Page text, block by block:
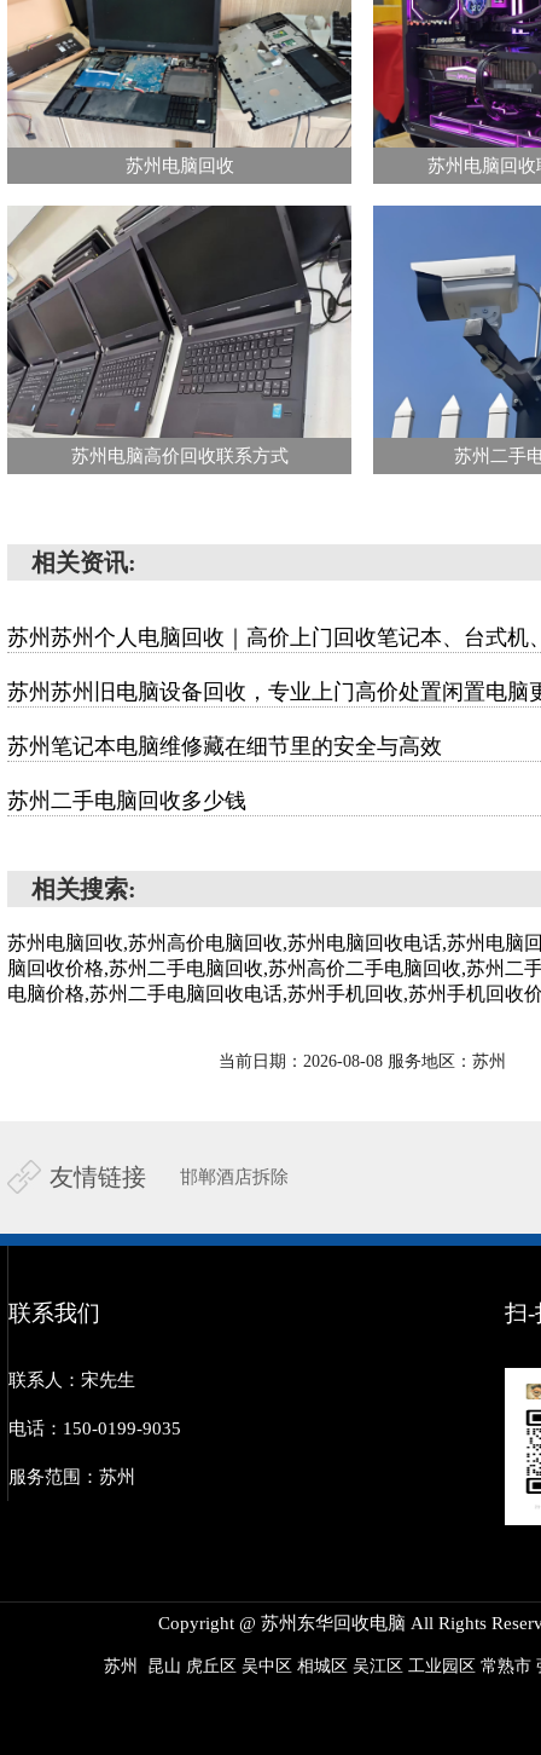
苏州电脑回收 苏州电脑回
苏州电脑高价回收联系方式 苏州二手
相关资讯:
苏州苏州个人电脑回收｜高价上门回收笔记本、台式机
苏州苏州旧电脑设备回收，专业上门高价处置闲置电脑
苏州笔记本电脑维修藏在细节里的安全与高效
苏州二手电脑回收多少钱
相关搜索:
苏州电脑回收,苏州高价电脑回收,苏州电脑回收电话,苏州电脑
脑回收价格,苏州二手电脑回收,苏州高价二手电脑回收,苏州二
电脑价格,苏州二手电脑回收电话,苏州手机回收,苏州手机回收
当前日期：2026-08-08 服务地区：苏州
友情链接 邯郸酒店拆除
联系我们
联系人：宋先生
电话：150-0199-9035
服务范围：苏州
扫-
Copyright @ 苏州东华回收电脑 All Rights
苏州 昆山 虎丘区 吴中区 相城区 吴江区 工业园区 常熟市